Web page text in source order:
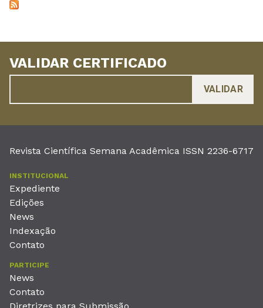
VALIDAR CERTIFICADO
Revista Científica Semana Acadêmica ISSN 2236-6717
INSTITUCIONAL
Expediente
Edições
News
Indexação
Contato
PARTICIPE
News
Contato